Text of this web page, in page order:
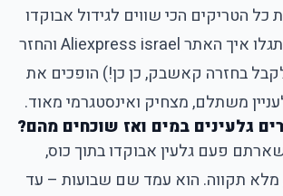
כל הטריקים הכי שווים לגידול אבוקדו
בבית, אלא גם כי תגלו איך האתר Aliexpress israel והחזר
בחזרה קאשבק, כן כן!) הופכים את
משתלם, מצחיק ואינסטגרמי מאוד.
גלעינים במים ואז שוכחים מהם?
פעם גלעין אבוקדו בתוך כוס,
מלא תקווה. הוא עמד שם שבועות – עד